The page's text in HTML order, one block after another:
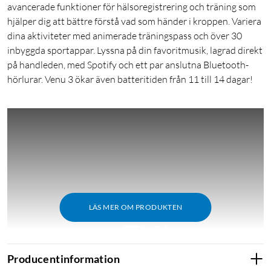
avancerade funktioner för hälsoregistrering och träning som
hjälper dig att bättre förstå vad som händer i kroppen. Variera
dina aktiviteter med animerade träningspass och över 30
inbyggda sportappar. Lyssna på din favoritmusik, lagrad direkt
på handleden, med Spotify och ett par anslutna Bluetooth-
hörlurar. Venu 3 ökar även batteritiden från 11 till 14 dagar!
LÄS MER OM PRODUKTEN
Producentinformation